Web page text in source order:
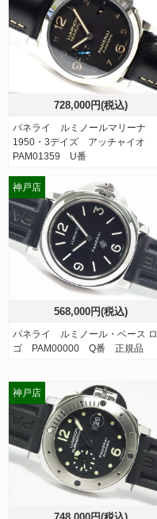
728,000円(税込)
パネライ ルミノールマリーナ
1950・3デイズ アッチャイオ
PAM01359 U番
568,000円(税込)
パネライ ルミノール・ベース ロ
ゴ PAM00000 Q番 正規品
神戸店
神戸店